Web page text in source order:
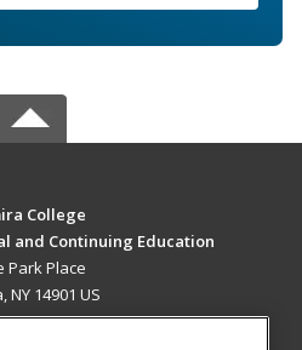
College
and Continuing Education
Park Place
NY 14901 US